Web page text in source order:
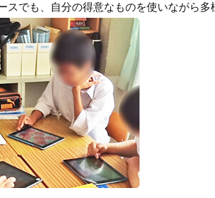
スでも、自分の得意なものを使いながら多